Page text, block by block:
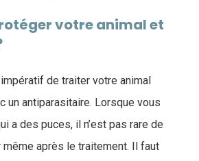
votre animal et
de traiter votre animal
un antiparasitaire. Lorsque vous
a des puces, il n’est pas rare de
même après le traitement. Il faut